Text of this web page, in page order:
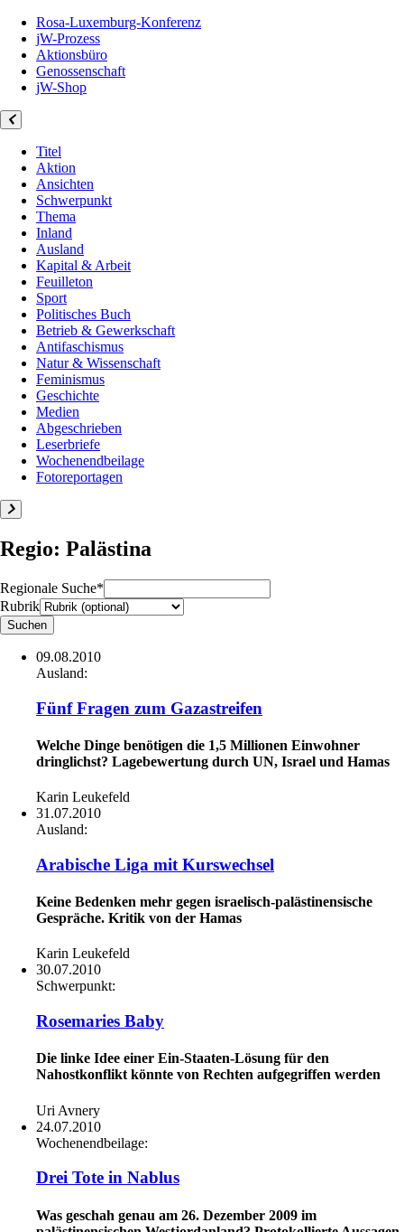
Rosa-Luxemburg-Konferenz
jW-Prozess
Aktionsbüro
Genossenschaft
jW-Shop
Titel
Aktion
Ansichten
Schwerpunkt
Thema
Inland
Ausland
Kapital & Arbeit
Feuilleton
Sport
Politisches Buch
Betrieb & Gewerkschaft
Antifaschismus
Natur & Wissenschaft
Feminismus
Geschichte
Medien
Abgeschrieben
Leserbriefe
Wochenendbeilage
Fotoreportagen
Regio: Palästina
Regionale Suche*
Rubrik
09.08.2010
Ausland:
Fünf Fragen zum Gazastreifen
Welche Dinge benötigen die 1,5 Millionen Einwohner
dringlichst? Lagebewertung durch UN, Israel und Hamas
Karin Leukefeld
31.07.2010
Ausland:
Arabische Liga mit Kurswechsel
Keine Bedenken mehr gegen israelisch-palästinensische
Gespräche. Kritik von der Hamas
Karin Leukefeld
30.07.2010
Schwerpunkt:
Rosemaries Baby
Die linke Idee einer Ein-Staaten-Lösung für den
Nahostkonflikt könnte von Rechten aufgegriffen werden
Uri Avnery
24.07.2010
Wochenendbeilage:
Drei Tote in Nablus
Was geschah genau am 26. Dezember 2009 im